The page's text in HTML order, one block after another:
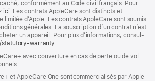
conformément au Code civil français. Pour
ici(s’ouvre
dans
une
nouvelle
fenêtre)
. Les contrats AppleCare sont distincts et
limitée d’Apple. Les contrats AppleCare sont soumis
générales. La souscription d’un contrat n’est
un appa­reil. Pour plus d’infor­mations, consul­
statutory-warranty(s’ouvre
une
fenêtre)
.
avec couver­ture en cas de perte ou de vol
et AppleCare One sont commercialisés par Apple